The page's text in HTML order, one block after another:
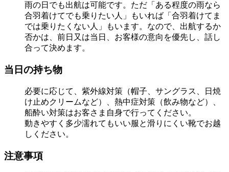
雨の日でも出航は可能です。ただ「ある程度の雨なら
合羽着けてでも乗りたい人」もいれば「合羽着けてま
では乗りたくない人」もいます。なので、出航するか
否かは、前日又は当日、お客様の意向を優先し、話し
合って決めます。
当日の持ち物
必要に応じて、紫外線対策（帽子、サングラス、日焼
け止めクリームなど）、熱中症対策（飲み物など）、
船酔い対策はお客さま自身で行ってください。
動きやすく多少濡れてもいい服と滑りにくい靴でお越
しください。
注意事項